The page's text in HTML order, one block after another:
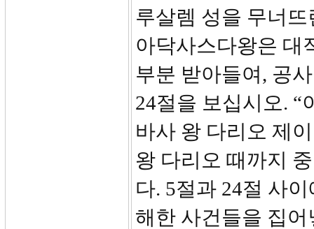
루살렘 성을 무너
아닥사스다왕은 대
부분 받아들여, 공
24절을 보십시오. “
바사 왕 다리오 제
왕 다리오 때까지
다. 5절과 24절 사
해한 사건들을 집